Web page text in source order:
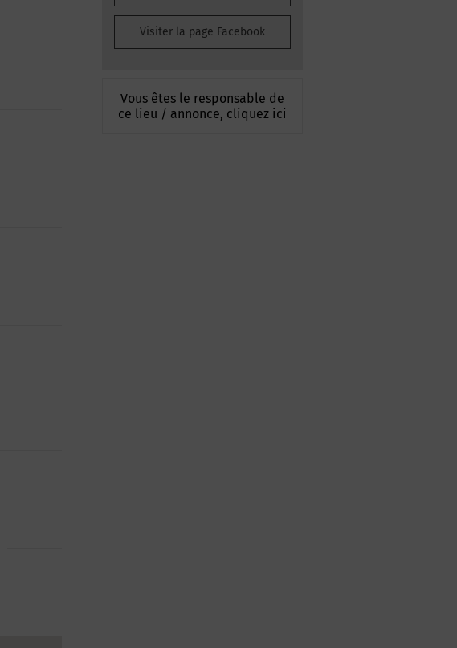
Visiter la page Facebook
Vous êtes le responsable de
ce lieu / annonce, cliquez ici